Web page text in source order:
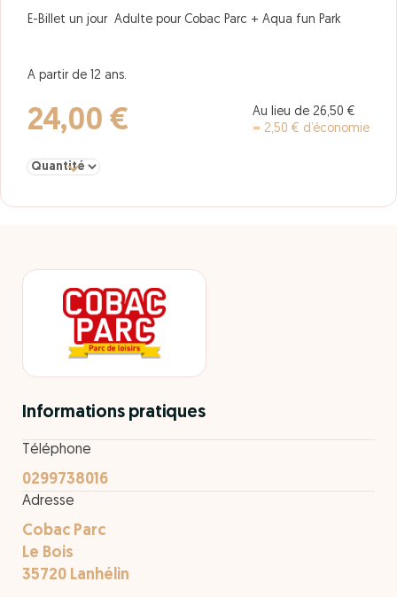
E-Billet un jour Adulte pour Cobac Parc + Aqua fun Park
A partir de 12 ans.
24,00 €
Au lieu de 26,50 €
= 2,50 € d’économie
Sélectionner la quantité pour Adulte 1 jour + Aqua fun Park
Informations pratiques
Téléphone
0299738016
Adresse
Cobac Parc
Le Bois
35720 Lanhélin